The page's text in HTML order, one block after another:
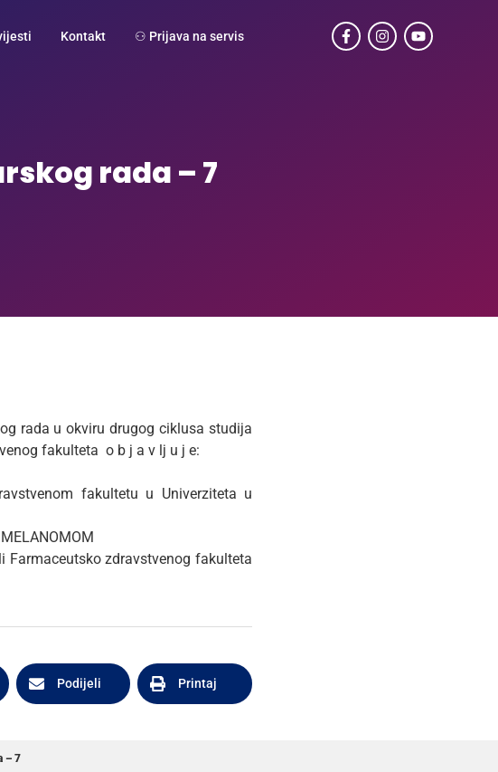
Kontakt ⚇ Prijava na servis
rada – 7
rada u okviru drugog ciklusa studija
fakulteta o b j a v lj u j e:
fakultetu u Univerziteta u
zdravstvenog fakulteta
Podijeli Printaj
– 7